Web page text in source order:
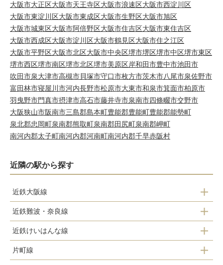
大阪市大正区大阪市天王寺区大阪市浪速区大阪市西淀川区
大阪市東淀川区大阪市東成区大阪市生野区大阪市旭区
大阪市城東区大阪市阿倍野区大阪市住吉区大阪市東住吉区
大阪市西成区大阪市淀川区大阪市鶴見区大阪市住之江区
大阪市平野区大阪市北区大阪市中央区堺市堺区堺市中区堺市東区
堺市西区堺市南区堺市北区堺市美原区岸和田市豊中市池田市
吹田市泉大津市高槻市貝塚市守口市枚方市茨木市八尾市泉佐野市
富田林市寝屋川市河内長野市松原市大東市和泉市箕面市柏原市
羽曳野市門真市摂津市高石市藤井寺市泉南市四條畷市交野市
大阪狭山市阪南市三島郡島本町豊能郡豊能町豊能郡能勢町
泉北郡忠岡町泉南郡熊取町泉南郡田尻町泉南郡岬町
南河内郡太子町南河内郡河南町南河内郡千早赤阪村
近隣の駅から探す
近鉄大阪線
布施駅
俊徳道駅
長瀬駅
近鉄難波・奈良線
布施駅
河内永和駅
近鉄けいはんな線
長田駅
片町線